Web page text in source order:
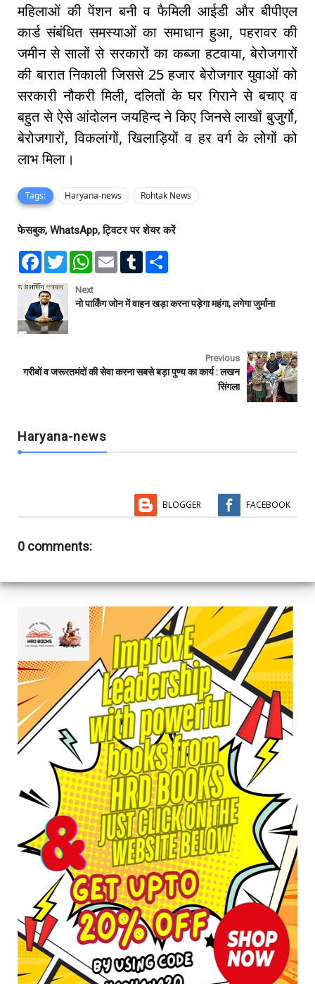
महिलाओं की पेंशन बनी व फैमिली आईडी और बीपीएल
कार्ड संबंधित समस्याओं का समाधान हुआ, पहरावर की
जमीन से सालों से सरकारों का कब्जा हटवाया, बेरोजगारों
की बारात निकाली जिससे 25 हजार बेरोजगार युवाओं को
सरकारी नौकरी मिली, दलितों के घर गिराने से बचाए व
बहुत से ऐसे आंदोलन जयहिन्द ने किए जिनसे लाखों बुजुर्गो,
बेरोजगारों, विकलांगों, खिलाड़ियों व हर वर्ग के लोगों को
लाभ मिला।
Tags: Haryana-news Rohtak News
फेसबुक, WhatsApp, ट्विटर पर शेयर करें
F
e
b
o
o
k
T
w
r
W
t
s
E
l
T
l
e
Next
नो पार्किंग जोन में वाहन खड़ा करना पड़ेगा महंगा, लगेगा जुर्माना
Previous
गरीबों व जरूरतमंदों की सेवा करना सबसे बड़ा पुण्य का कार्य : लखन
सिंगला
Haryana-news
BLOGGER FACEBOOK
0 comments: